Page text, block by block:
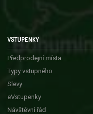
VSTUPENKY
Předprodejní místa
Typy vstupného
Slevy
eVstupenky
Návštěvní řád